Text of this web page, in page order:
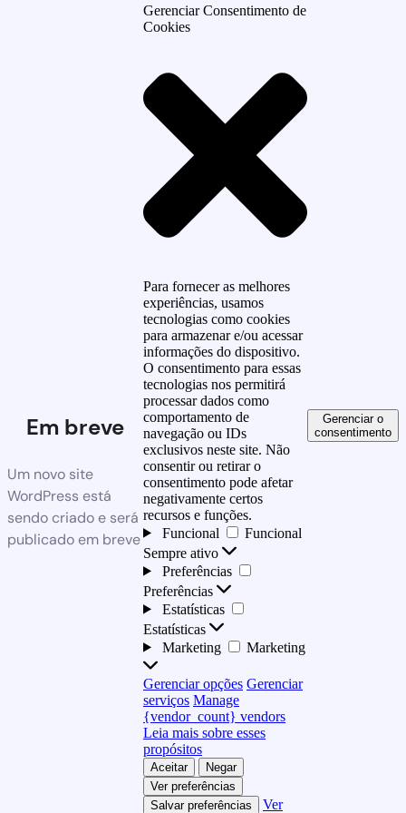
Em breve
Um novo site
WordPress está
sendo criado e será
publicado em breve
Gerenciar Consentimento de
Cookies
Para fornecer as melhores
experiências, usamos
tecnologias como cookies
para armazenar e/ou acessar
informações do dispositivo.
O consentimento para essas
tecnologias nos permitirá
processar dados como
comportamento de
navegação ou IDs
exclusivos neste site. Não
consentir ou retirar o
consentimento pode afetar
negativamente certos
recursos e funções.
Funcional
Funcional
Sempre ativo
Preferências
Preferências
Estatísticas
Estatísticas
Marketing
Marketing
Gerenciar opções Gerenciar
serviços Manage
{vendor_count} vendors
Leia mais sobre esses
propósitos
Aceitar
Negar
Ver preferências
Salvar preferências
Ver
Gerenciar o
consentimento